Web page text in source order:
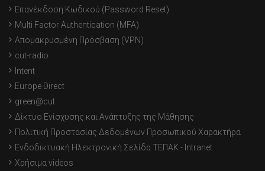
Επανέκδοση Κωδικού (Password Reset)
Multi Factor Authentication (MFA)
Απομακρυσμένη Πρόσβαση (VPN)
cut-radio
Intent
Europe Direct
green@cut
Δίκτυο Ενίσχυσης και Ανάπτυξης της Μάθησης
Πολιτική Προστασίας Δεδομένων Προσωπικού Χαρακτήρα
Ενδοδικτυακή Ηλεκτρονική Σελίδα ΤΕΠΑΚ - Intranet
Χρήσιμα videos